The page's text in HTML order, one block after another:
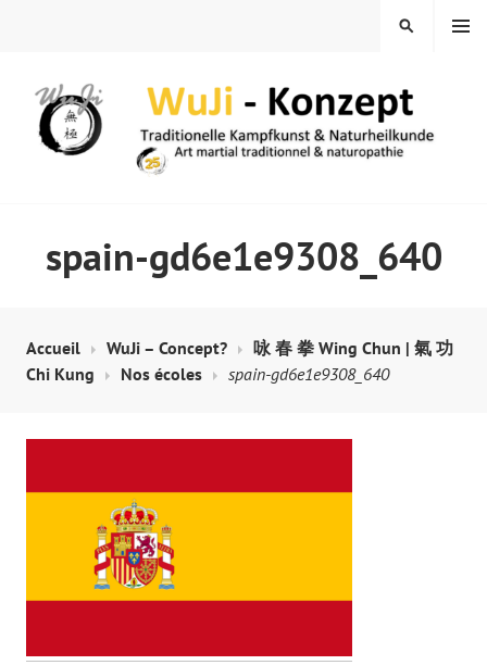
MENU
SEARCH
spain-gd6e1e9308_640
Accueil WuJi – Concept?
咏 春 拳 Wing Chun | 氣 功
Chi Kung
Nos écoles spain-gd6e1e9308_640